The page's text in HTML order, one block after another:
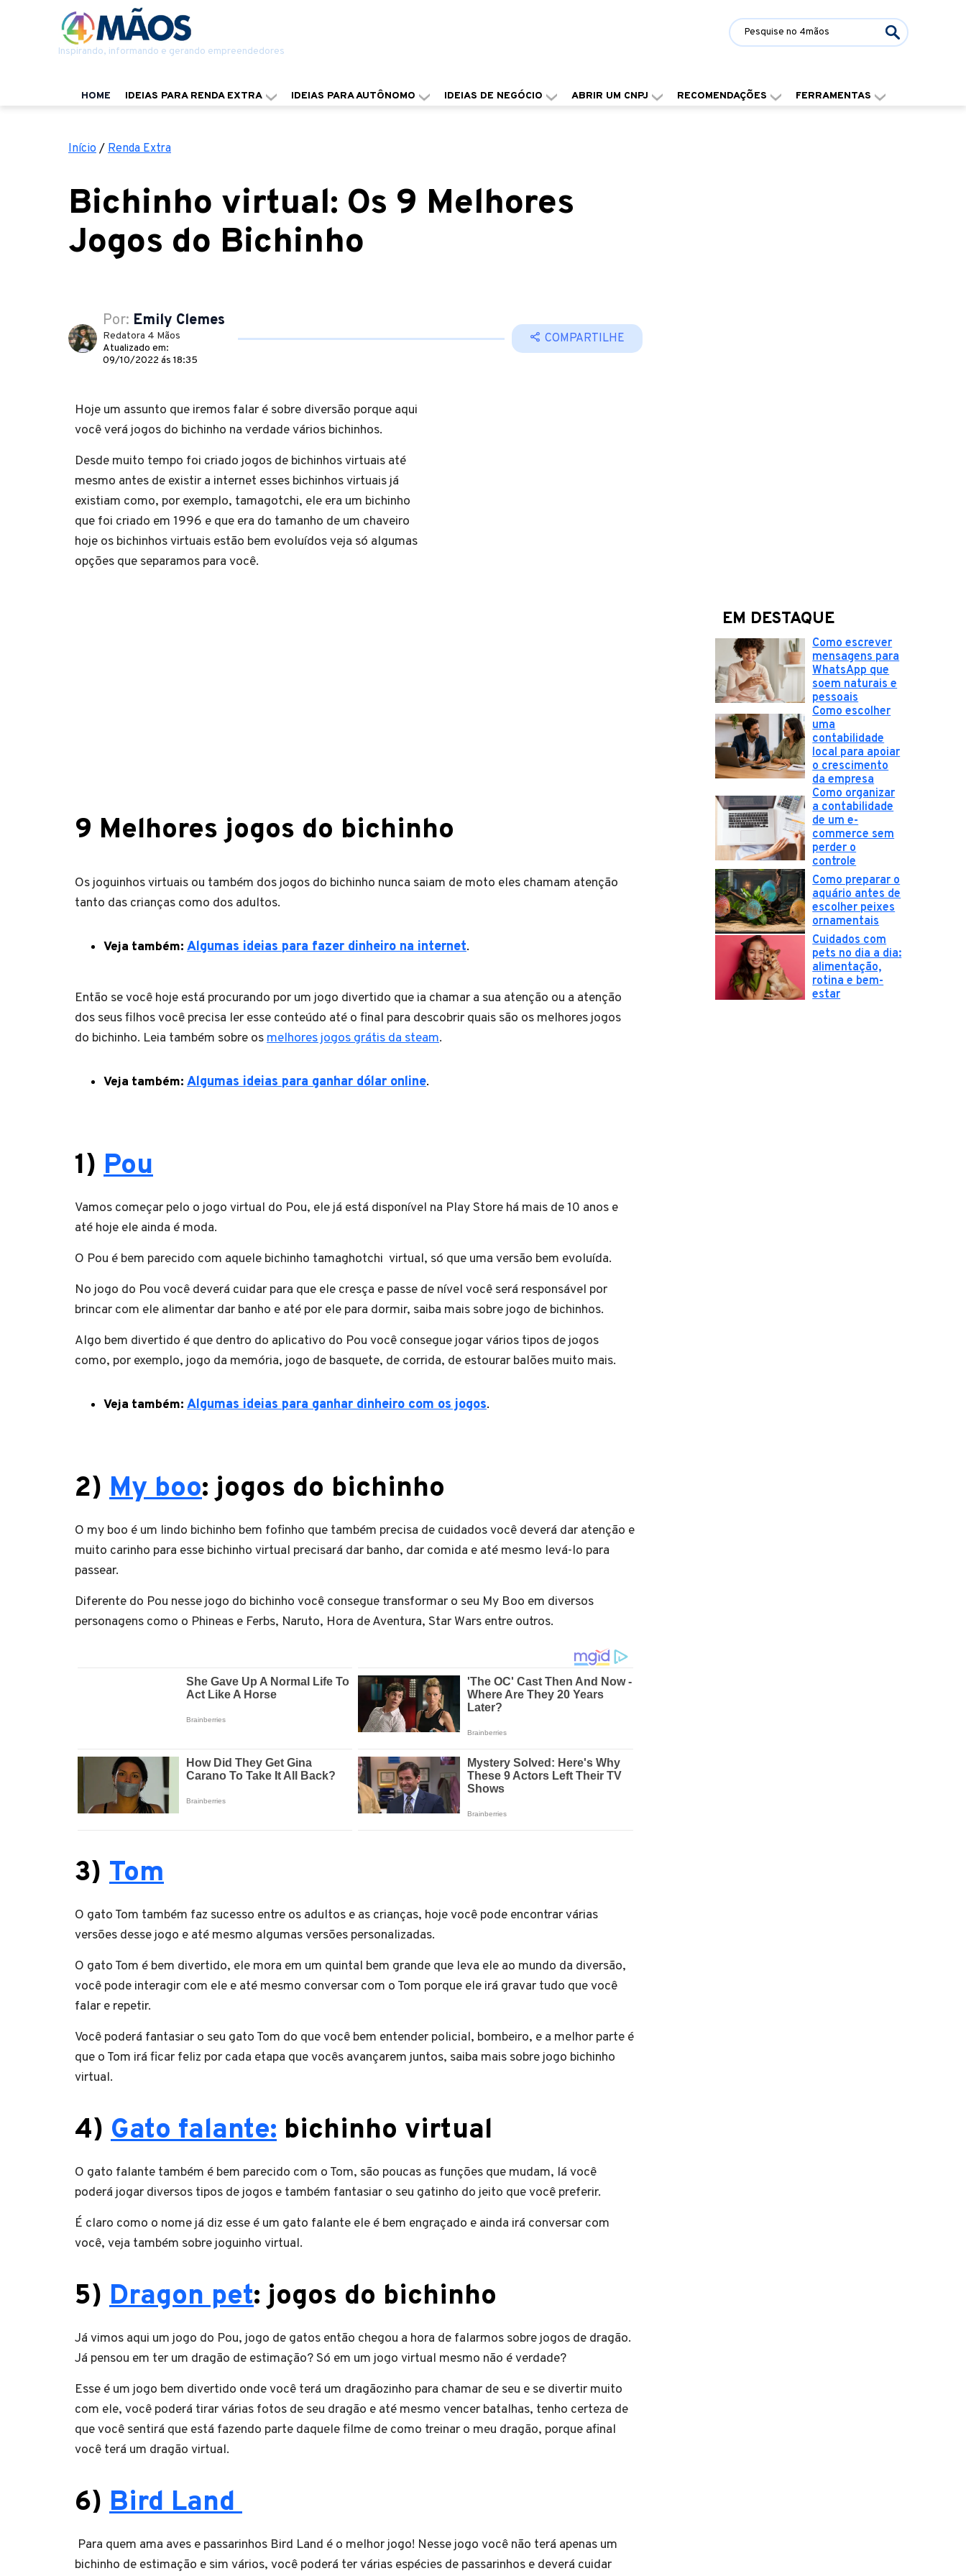
Inspirando, informando e gerando empreendedores
HOME IDEIAS PARA RENDA EXTRA IDEIAS PARA AUTÔNOMO IDEIAS DE NEGÓCIO ABRIR UM CNPJ RECOMENDAÇÕES FERRAMENTAS
Início / Renda Extra
Bichinho virtual: Os 9 Melhores
Jogos do Bichinho
Por: Emily Clemes
Redatora 4 Mãos
Atualizado em:
09/10/2022 ás 18:35
COMPARTILHE
Hoje um assunto que iremos falar é sobre diversão porque aqui
você verá jogos do bichinho na verdade vários bichinhos.
Desde muito tempo foi criado jogos de bichinhos virtuais até
mesmo antes de existir a internet esses bichinhos virtuais já
existiam como, por exemplo, tamagotchi, ele era um bichinho
que foi criado em 1996 e que era do tamanho de um chaveiro
hoje os bichinhos virtuais estão bem evoluídos veja só algumas
opções que separamos para você.
9 Melhores jogos do bichinho
Os joguinhos virtuais ou também dos jogos do bichinho nunca saiam de moto eles chamam atenção
tanto das crianças como dos adultos.
Veja também: Algumas ideias para fazer dinheiro na internet.
Então se você hoje está procurando por um jogo divertido que ia chamar a sua atenção ou a atenção
dos seus filhos você precisa ler esse conteúdo até o final para descobrir quais são os melhores jogos
do bichinho. Leia também sobre os melhores jogos grátis da steam.
Veja também: Algumas ideias para ganhar dólar online.
1) Pou
Vamos começar pelo o jogo virtual do Pou, ele já está disponível na Play Store há mais de 10 anos e
até hoje ele ainda é moda.
O Pou é bem parecido com aquele bichinho tamaghotchi virtual, só que uma versão bem evoluída.
No jogo do Pou você deverá cuidar para que ele cresça e passe de nível você será responsável por
brincar com ele alimentar dar banho e até por ele para dormir, saiba mais sobre jogo de bichinhos.
Algo bem divertido é que dentro do aplicativo do Pou você consegue jogar vários tipos de jogos
como, por exemplo, jogo da memória, jogo de basquete, de corrida, de estourar balões muito mais.
Veja também: Algumas ideias para ganhar dinheiro com os jogos.
2) My boo: jogos do bichinho
O my boo é um lindo bichinho bem fofinho que também precisa de cuidados você deverá dar atenção e
muito carinho para esse bichinho virtual precisará dar banho, dar comida e até mesmo levá-lo para
passear.
Diferente do Pou nesse jogo do bichinho você consegue transformar o seu My Boo em diversos
personagens como o Phineas e Ferbs, Naruto, Hora de Aventura, Star Wars entre outros.
3) Tom
O gato Tom também faz sucesso entre os adultos e as crianças, hoje você pode encontrar várias
versões desse jogo e até mesmo algumas versões personalizadas.
O gato Tom é bem divertido, ele mora em um quintal bem grande que leva ele ao mundo da diversão,
você pode interagir com ele e até mesmo conversar com o Tom porque ele irá gravar tudo que você
falar e repetir.
Você poderá fantasiar o seu gato Tom do que você bem entender policial, bombeiro, e a melhor parte é
que o Tom irá ficar feliz por cada etapa que vocês avançarem juntos, saiba mais sobre jogo bichinho
virtual.
4) Gato falante: bichinho virtual
O gato falante também é bem parecido com o Tom, são poucas as funções que mudam, lá você
poderá jogar diversos tipos de jogos e também fantasiar o seu gatinho do jeito que você preferir.
É claro como o nome já diz esse é um gato falante ele é bem engraçado e ainda irá conversar com
você, veja também sobre joguinho virtual.
5) Dragon pet:jogos do bichinho
Já vimos aqui um jogo do Pou, jogo de gatos então chegou a hora de falarmos sobre jogos de dragão.
Já pensou em ter um dragão de estimação? Só em um jogo virtual mesmo não é verdade?
Esse é um jogo bem divertido onde você terá um dragãozinho para chamar de seu e se divertir muito
com ele, você poderá tirar várias fotos de seu dragão e até mesmo vencer batalhas, tenho certeza de
que você sentirá que está fazendo parte daquele filme de como treinar o meu dragão, porque afinal
você terá um dragão virtual.
6) Bird Land
Para quem ama aves e passarinhos Bird Land é o melhor jogo! Nesse jogo você não terá apenas um
bichinho de estimação e sim vários, você poderá ter várias espécies de passarinhos e deverá cuidar
EM DESTAQUE
Como escrever
mensagens para
WhatsApp que
soem naturais e
pessoais
Como escolher
uma
contabilidade
local para apoiar
o crescimento
da empresa
Como organizar
a contabilidade
de um e-
commerce sem
perder o
controle
Como preparar o
aquário antes de
escolher peixes
ornamentais
Cuidados com
pets no dia a dia:
alimentação,
rotina e bem-
estar